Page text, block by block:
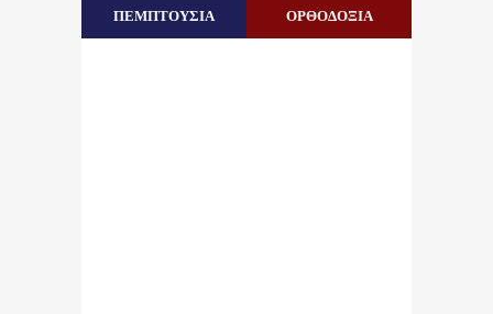
ΠΕΜΠΤΟΥΣΙΑ ΟΡΘΟΔΟΞΙΑ